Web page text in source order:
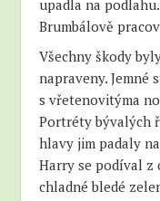
upadla na
Brumbálově
Všechny škody
napraveny.
s vřetenovitýma
Portréty bývalých
hlavy jim padaly
Harry se podíval z
chladné bledé